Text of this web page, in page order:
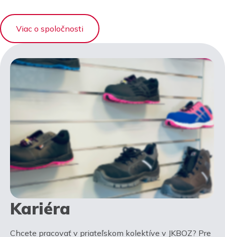
Viac o spoločnosti
Kariéra
Chcete pracovať v priateľskom kolektíve v JKBOZ? Pre